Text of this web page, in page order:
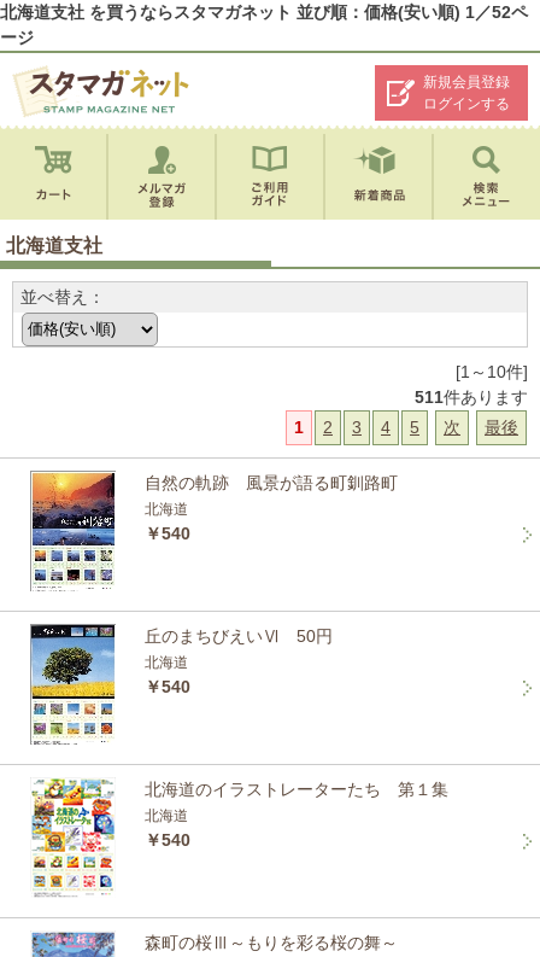
北海道支社 を買うならスタマガネット 並び順：価格(安い順) 1／52ペ
ージ
新規会員登録
ログインする
北海道支社
並べ替え：
[1～10件]
511件あります
1
2 3 4 5 次 最後
自然の軌跡 風景が語る町釧路町
北海道
￥540
丘のまちびえいⅥ 50円
北海道
￥540
北海道のイラストレーターたち 第１集
北海道
￥540
森町の桜Ⅲ～もりを彩る桜の舞～